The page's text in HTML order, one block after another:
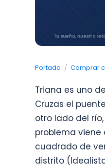
Portada / Comprar
Triana es uno
Cruzas el
otro lado del
problema viene
cuadrado de
distrito